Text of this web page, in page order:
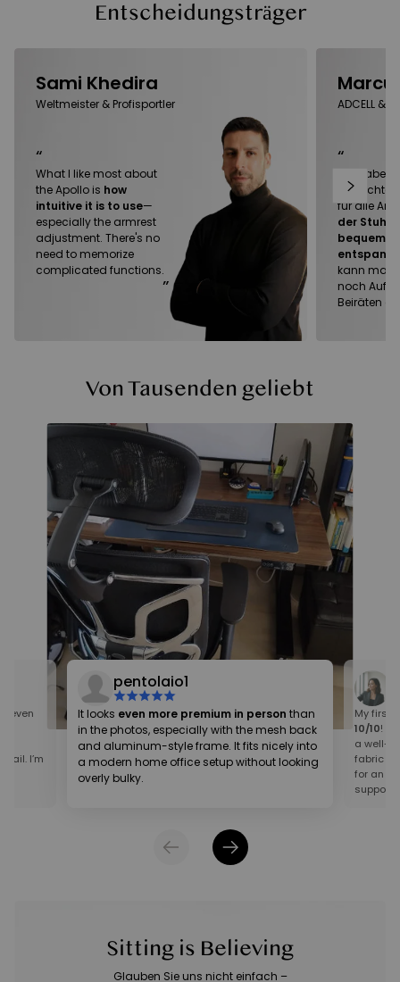
Entscheidungsträger
Sami Khedira
Weltmeister & Profisportler
“
What I like most about
the Apollo is how
intuitive it is to use—
especially the armrest
adjustment. There's no
need to memorize
complicated functions.
”
ADCELL &
“
Ich habe
schlechte
für alle
der Stuhl
bequem
kann man
noch
Beiräten
Von Tausenden geliebt
even
I’m
pentolaio1
It looks even more premium in person than
in the photos, especially with the mesh back
and aluminum-style frame. It fits nicely into
a modern home office setup without looking
overly bulky.
My first
10/10!
a well-
fabric
for an
Sitting is Believing
Glauben Sie uns nicht einfach –